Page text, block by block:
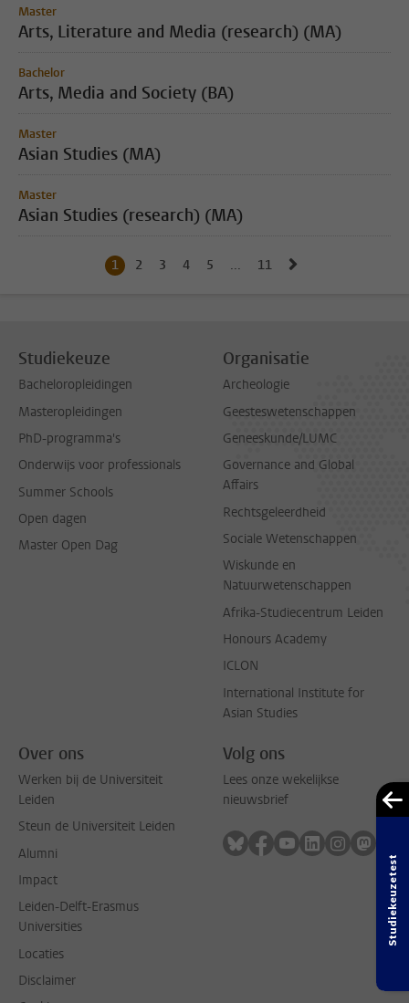
Master
Arts, Literature and Media (research) (MA)
Bachelor
Arts, Media and Society (BA)
Master
Asian Studies (MA)
Master
Asian Studies (research) (MA)
Huidige pagina, pagina
1 Naar pagina
2 Naar pagina
3 Naar pagina
4 Naar pagina
5 ... Naar laatste pagina,
11
Studiekeuze
Bacheloropleidingen
Masteropleidingen
PhD-programma's
Onderwijs voor professionals
Summer Schools
Open dagen
Master Open Dag
Organisatie
Archeologie
Geesteswetenschappen
Geneeskunde/LUMC
Governance and Global
Affairs
Rechtsgeleerdheid
Sociale Wetenschappen
Wiskunde en
Natuurwetenschappen
Afrika-Studiecentrum Leiden
Honours Academy
ICLON
International Institute for
Asian Studies
Over ons
Werken bij de Universiteit
Leiden
Steun de Universiteit Leiden
Alumni
Impact
Leiden-Delft-Erasmus
Universities
Locaties
Disclaimer
Volg ons
Lees onze wekelijkse
nieuwsbrief
Volg ons op bluesky
Volg ons op facebook
Volg ons op
Volg ons op
Volg ons
Volg
Studiekeuzetest